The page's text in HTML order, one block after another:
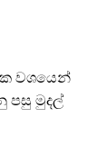
වශයෙන්
පසු මුදල්